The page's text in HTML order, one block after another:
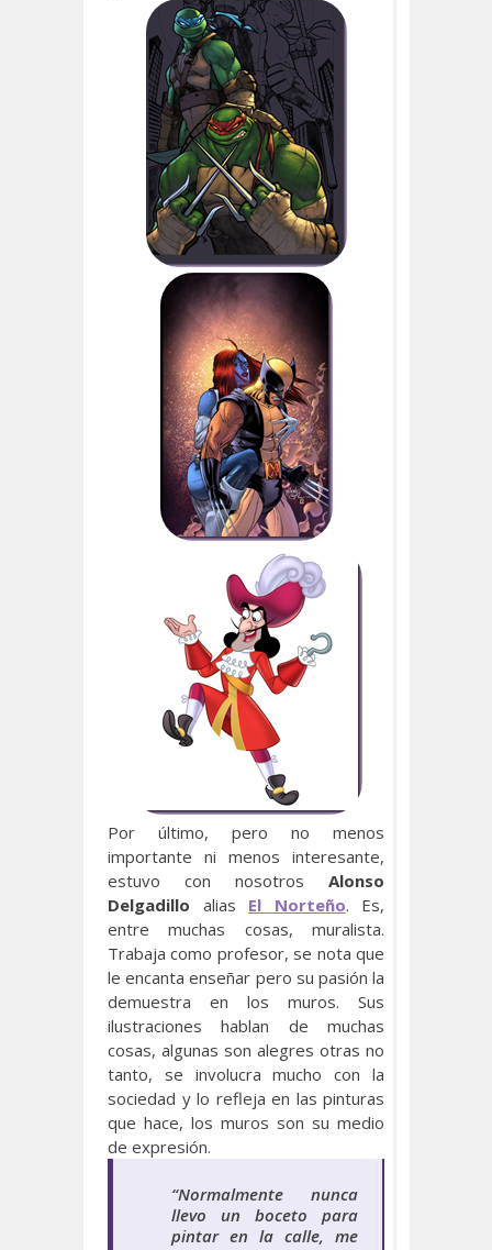
Por último, pero no menos
importante ni menos interesante,
estuvo con nosotros Alonso
Delgadillo alias El Norteño. Es,
entre muchas cosas, muralista.
Trabaja como profesor, se nota que
le encanta enseñar pero su pasión la
demuestra en los muros. Sus
ilustraciones hablan de muchas
cosas, algunas son alegres otras no
tanto, se involucra mucho con la
sociedad y lo refleja en las pinturas
que hace, los muros son su medio
de expresión.
“Normalmente nunca
llevo un boceto para
pintar en la calle, me